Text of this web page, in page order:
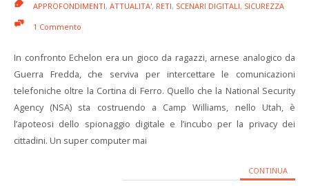
APPROFONDIMENTI, ATTUALITA', RETI, SCENARI DIGITALI, SICUREZZA
1 Commento
In confronto Echelon era un gioco da ragazzi, arnese analogico da
Guerra Fredda, che serviva per intercettare le comunicazioni
telefoniche oltre la Cortina di Ferro. Quello che la National Security
Agency (NSA) sta costruendo a Camp Williams, nello Utah, è
l’apoteosi dello spionaggio digitale e l’incubo per la privacy dei
cittadini. Un super computer mai
CONTINUA